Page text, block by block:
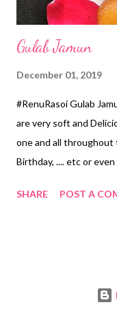
Gulab Jamun
December 01, 2019
#RenuRasoi Gulab
are very soft and
one and all throughout
Birthday, .... etc or even
*Khowa/Mava...250
*Green Cardamom
have made 20 or as
SHARE POST A